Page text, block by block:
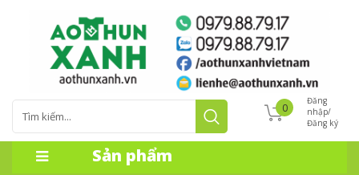
Đăng
nhập/
Đăng ký
0
Sản phẩm